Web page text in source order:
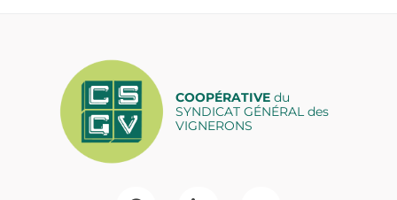
COOPÉRATIVEdu
SYNDICAT GÉNÉRAL des
VIGNERONS